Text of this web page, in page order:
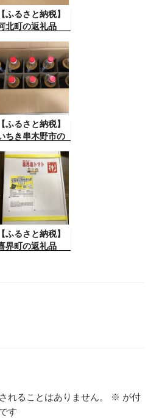
【ふるさと納税】
北町の返礼品
【ふるさと納税】
ちき串木野市の
【ふるさと納税】
界町の返礼品
れることはありません。 ※ が付
す